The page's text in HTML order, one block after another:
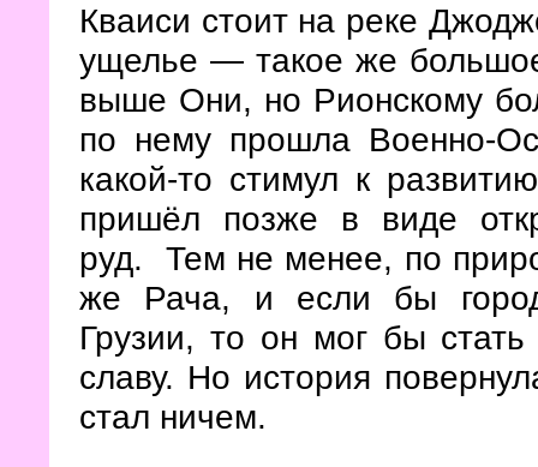
Кваиси стоит на реке
ущелье — такое же
выше Они, но Рионскому
по нему прошла Военно-
какой-то стимул к
пришёл позже в виде
руд. Тем не менее, по
же Рача, и если бы
Грузии, то он мог бы
славу. Но история
стал ничем.